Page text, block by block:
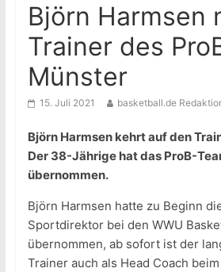
Björn Harmsen
Trainer des
Münster
15. Juli 2021 basketball.de
Björn Harmsen kehrt auf den
Der 38-Jährige hat das ProB-
übernommen.
Björn Harmsen hatte zu Beginn
Sportdirektor bei den WWU
übernommen, ab sofort ist der
Trainer auch als Head Coach